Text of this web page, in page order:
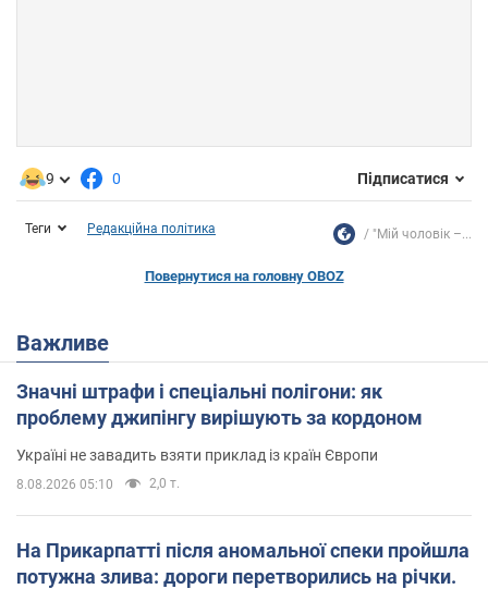
9 0 Підписатися
Теги Редакційна політика "Мій чоловік –...
Повернутися на головну OBOZ
Важливе
Значні штрафи і спеціальні полігони: як
проблему джипінгу вирішують за кордоном
Україні не завадить взяти приклад із країн Європи
8.08.2026 05:10 2,0 т.
На Прикарпатті після аномальної спеки пройшла
потужна злива: дороги перетворились на річки.